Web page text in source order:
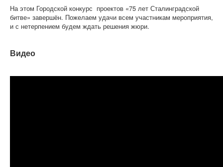
На этом Городской конкурс проектов «75 лет Сталинградской
битве» завершён. Пожелаем удачи всем участникам мероприятия,
и с нетерпением будем ждать решения жюри.
Видео